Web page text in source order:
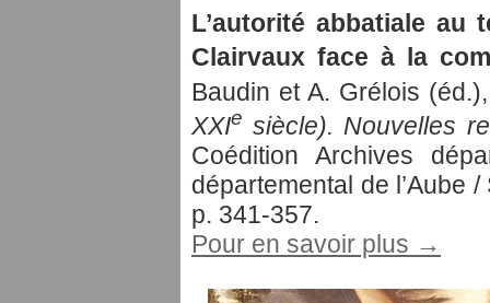
L’autorité abbatiale au
Clairvaux face à la
Baudin et A. Grélois
XXIe siècle). Nouvelles
Coédition Archives
départemental de l’Aube
p. 341-357.
Pour en savoir plus →